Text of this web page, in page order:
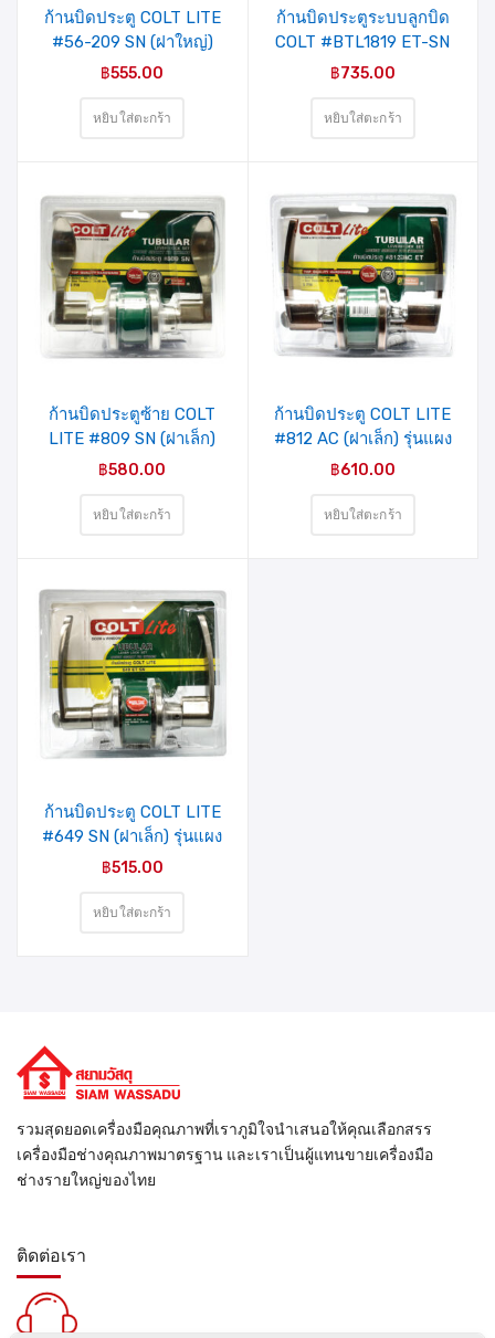
ก้านบิดประตู COLT LITE
#56-209 SN (ฝาใหญ่)
รุ่นแผง
฿555.00
หยิบใส่ตะกร้า
ก้านบิดประตูระบบลูกบิด
COLT #BTL1819 ET-SN
Round รุ่นแผง
฿735.00
หยิบใส่ตะกร้า
รายการ
สินค้าที่
ชอบ
ก้านบิดประตูซ้าย COLT
LITE #809 SN (ฝาเล็ก)
รุ่นแผง
฿580.00
หยิบใส่ตะกร้า
รายการ
สินค้าที่
ชอบ
ก้านบิดประตู COLT LITE
#812 AC (ฝาเล็ก) รุ่นแผง
฿610.00
หยิบใส่ตะกร้า
รายการ
สินค้าที่
ชอบ
ก้านบิดประตู COLT LITE
#649 SN (ฝาเล็ก) รุ่นแผง
฿515.00
หยิบใส่ตะกร้า
รวมสุดยอดเครื่องมือคุณภาพที่เราภูมิใจนำเสนอให้คุณเลือกสรร
เครื่องมือช่างคุณภาพมาตรฐาน และเราเป็นผู้แทนขายเครื่องมือ
ช่างรายใหญ่ของไทย
ติดต่อเรา